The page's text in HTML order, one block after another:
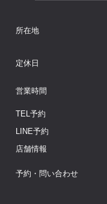
所在地
定休日
営業時間
TEL予約
LINE予約
店舗情報
予約・問い合わせ